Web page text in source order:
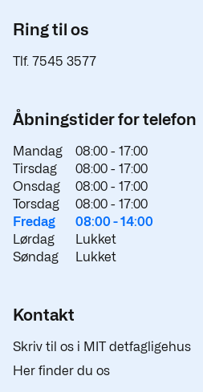
Ring til os
Tlf. 7545 3577
Åbningstider for telefon
Mandag 08:00 - 17:00
Tirsdag
08:00 - 17:00
Onsdag
08:00 - 17:00
Torsdag
08:00 - 17:00
Fredag
08:00 -14:00
Lørdag
Lukket
Søndag
Lukket
Kontakt
Skriv til os i MIT detfagligehus
Her finder du os